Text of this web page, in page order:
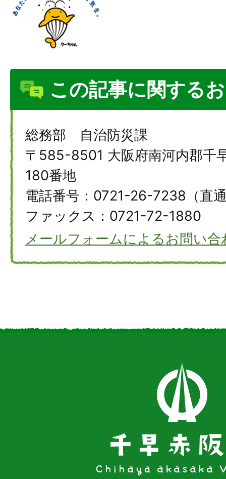
この記事に関する
総務部 自治防災課
〒585-8501 大阪府南河内郡千
180番地
電話番号：0721-26-7238（直
ファックス：0721-72-1880
メールフォームによるお問い合